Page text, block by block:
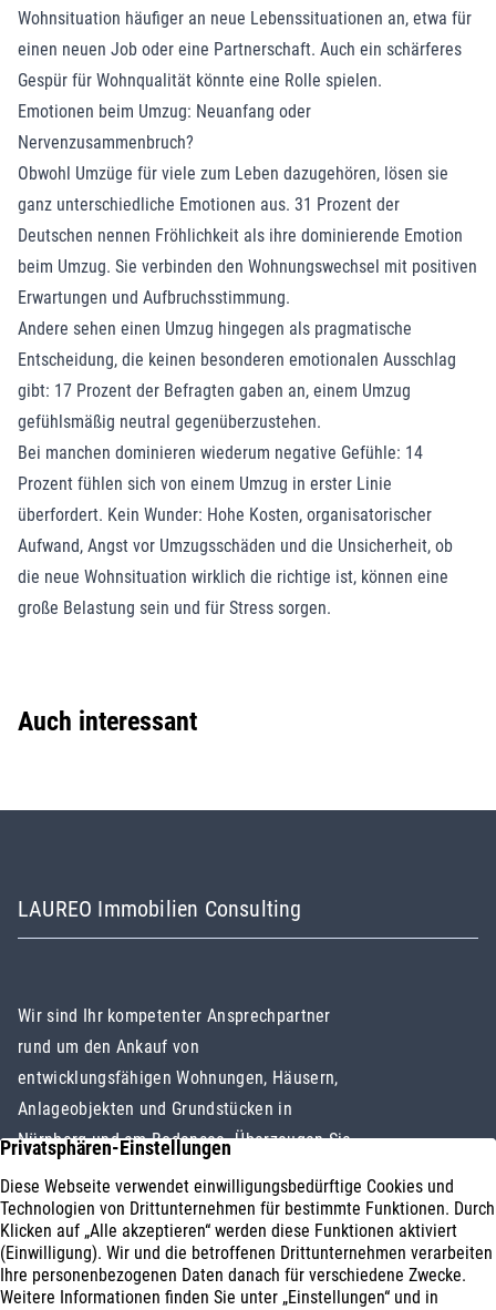
Wohnsituation häufiger an neue Lebenssituationen an, etwa für
einen neuen Job oder eine Partnerschaft. Auch ein schärferes
Gespür für Wohnqualität könnte eine Rolle spielen.
Emotionen beim Umzug: Neuanfang oder
Nervenzusammenbruch?
Obwohl Umzüge für viele zum Leben dazugehören, lösen sie
ganz unterschiedliche Emotionen aus. 31 Prozent der
Deutschen nennen Fröhlichkeit als ihre dominierende Emotion
beim Umzug. Sie verbinden den Wohnungswechsel mit positiven
Erwartungen und Aufbruchsstimmung.
Andere sehen einen Umzug hingegen als pragmatische
Entscheidung, die keinen besonderen emotionalen Ausschlag
gibt: 17 Prozent der Befragten gaben an, einem Umzug
gefühlsmäßig neutral gegenüberzustehen.
Bei manchen dominieren wiederum negative Gefühle: 14
Prozent fühlen sich von einem Umzug in erster Linie
überfordert. Kein Wunder: Hohe Kosten, organisatorischer
Aufwand, Angst vor Umzugsschäden und die Unsicherheit, ob
die neue Wohnsituation wirklich die richtige ist, können eine
große Belastung sein und für Stress sorgen.
Auch interessant
LAUREO Immobilien Consulting
Wir sind Ihr kompetenter Ansprechpartner
rund um den Ankauf von
entwicklungsfähigen Wohnungen, Häusern,
Anlageobjekten und Grundstücken in
Nürnberg und am Bodensee. Überzeugen Sie
Immobilienankauf
Geschäftsbereiche
Impressum
Datenschutz